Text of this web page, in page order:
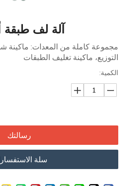
آلة لف طبقة
التوزيع، ماكينة تغليف الطبقات
الكمية:
رسالتك
سلة